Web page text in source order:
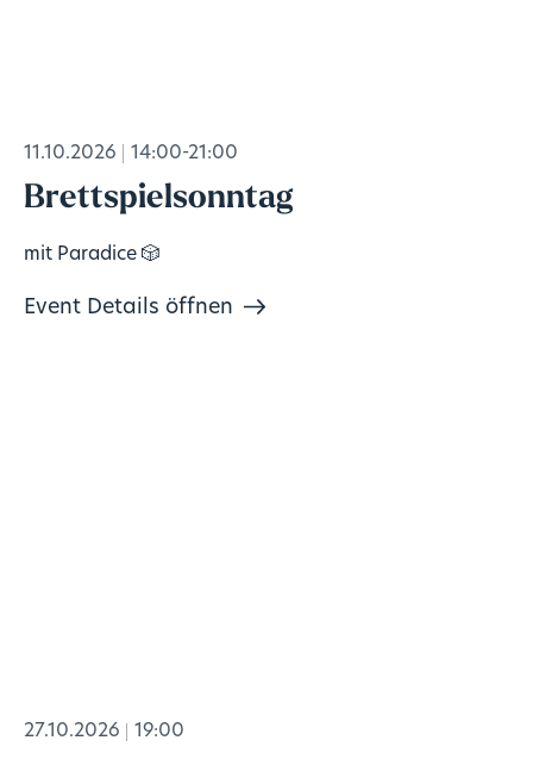
11.10.2026 14:00-21:00
Brettspielsonntag
mit Paradice 🎲
Event Details öffnen
27.10.2026 19:00